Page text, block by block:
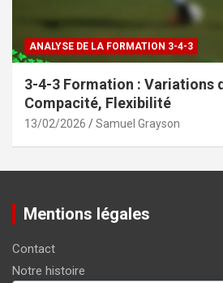
ANALYSE DE LA FORMATION 3-4-3
3-4-3 Formation : Variations
Compacité, Flexibilité
13/02/2026 Samuel Grayson
Mentions légales
Contact
Notre histoire